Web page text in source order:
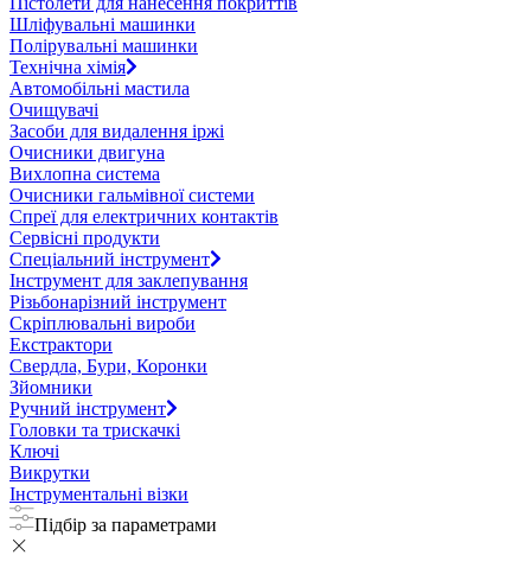
Шліфувальні машинки
Полірувальні машинки
Технічна хімія
Автомобільні мастила
Очищувачі
Засоби для видалення іржі
Очисники двигуна
Вихлопна система
Очисники гальмівної системи
Спреї для електричних контактів
Сервісні продукти
Спеціальний інструмент
Інструмент для заклепування
Різьбонарізний інструмент
Скріплювальні вироби
Екстрактори
Свердла, Бури, Коронки
Зйомники
Ручний інструмент
Головки та трискачкі
Ключі
Викрутки
Інструментальні візки
Підбір за параметрами